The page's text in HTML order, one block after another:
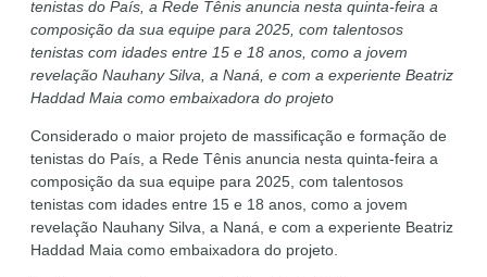
tenistas do País, a Rede Tênis anuncia nesta quinta-feira a
composição da sua equipe para 2025, com talentosos
tenistas com idades entre 15 e 18 anos, como a jovem
revelação Nauhany Silva, a Naná, e com a experiente Beatriz
Haddad Maia como embaixadora do projeto
Considerado o maior projeto de massificação e formação de
tenistas do País, a Rede Tênis anuncia nesta quinta-feira a
composição da sua equipe para 2025, com talentosos
tenistas com idades entre 15 e 18 anos, como a jovem
revelação Nauhany Silva, a Naná, e com a experiente Beatriz
Haddad Maia como embaixadora do projeto.